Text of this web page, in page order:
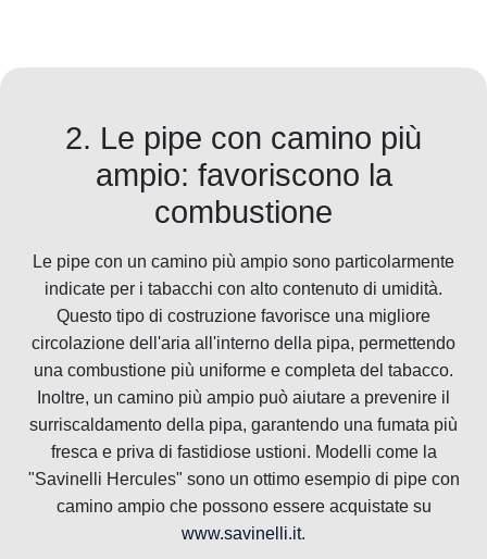
2. Le pipe con camino più
ampio: favoriscono la
combustione
Le pipe con un camino più ampio sono particolarmente
indicate per i tabacchi con alto contenuto di umidità.
Questo tipo di costruzione favorisce una migliore
circolazione dell'aria all'interno della pipa, permettendo
una combustione più uniforme e completa del tabacco.
Inoltre, un camino più ampio può aiutare a prevenire il
surriscaldamento della pipa, garantendo una fumata più
fresca e priva di fastidiose ustioni. Modelli come la
"Savinelli Hercules" sono un ottimo esempio di pipe con
camino ampio che possono essere acquistate su
www.savinelli.it.